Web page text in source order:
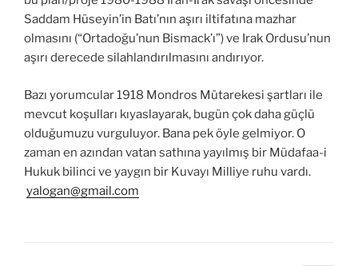
Saddam Hüseyin’in Batı’nın aşırı iltifatına mazhar
olmasını (“Ortadoğu’nun Bismack’ı”) ve Irak Ordusu’nun
aşırı derecede silahlandırılmasını andırıyor.
Bazı yorumcular 1918 Mondros Mütarekesi şartları ile
mevcut koşulları kıyaslayarak, bugün çok daha güçlü
olduğumuzu vurguluyor. Bana pek öyle gelmiyor. O
zaman en azından vatan sathına yayılmış bir Müdafaa-i
Hukuk bilinci ve yaygın bir Kuvayı Milliye ruhu vardı.
yalogan@gmail.com